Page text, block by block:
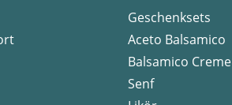
Geschenksets
Aceto Balsamico
Balsamico Creme
Senf